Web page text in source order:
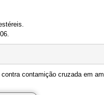
contamição cruzada em